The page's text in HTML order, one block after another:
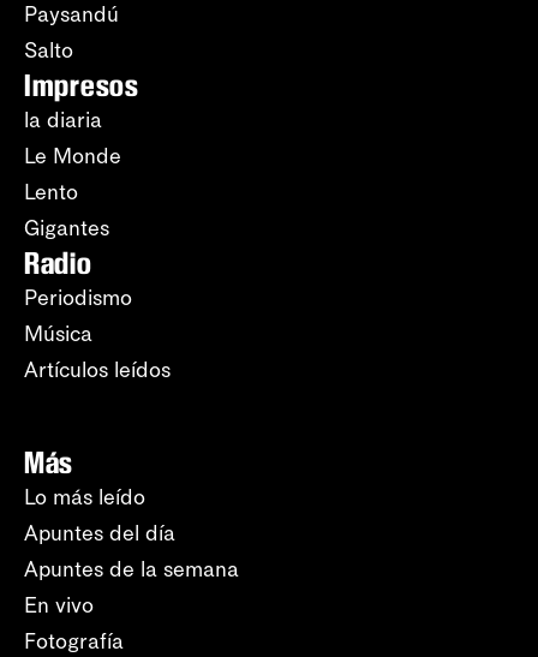
Paysandú
Salto
Impresos
la diaria
Le Monde
Lento
Gigantes
Radio
Periodismo
Música
Artículos leídos
Más
Lo más leído
Apuntes del día
Apuntes de la semana
En vivo
Fotografía